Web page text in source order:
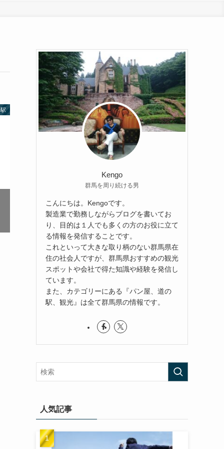
Kengo
群馬を周り続ける男
こんにちは。Kengoです。
製造業で勤務しながらブログを書いてお
り、目的は１人でも多くの方のお役に立て
る情報を発信することです。
これといって大きな取り柄のない群馬県在
住の社会人ですが、群馬県おすすめの観光
スポットや会社で得た知識や経験を発信し
ています。
また、カテゴリーにある『パン屋、道の
駅、観光』は全て群馬県の情報です。
人気記事